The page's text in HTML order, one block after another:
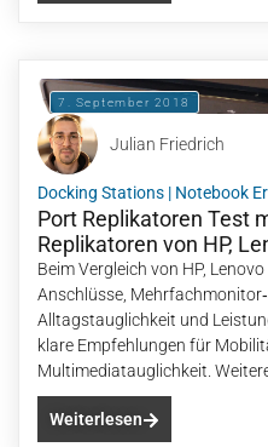
7. September 2018
Julian Friedrich
Docking Stations | Notebook
Port Replikatoren Test
Replikatoren von HP,
Beim Vergleich von HP,
Anschlüsse,
Alltagstauglichkeit und
klare Empfehlungen für
Multimediatauglichkeit.
Weiterlesen